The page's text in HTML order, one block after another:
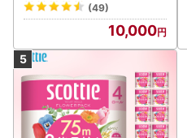
(49)
10,000